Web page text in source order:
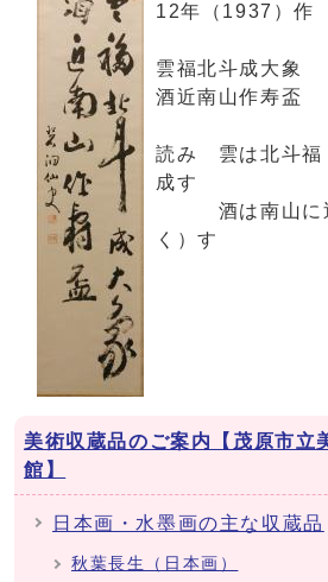
12年（1937）
雲福北斗成大象
酒近南山作寿盃
読み 雲は北斗福
成す
酒は南山に近
く）す
美術収蔵品のご案内【茂原市立
館】
日本画・水墨画の主な収蔵品
秋葉長生（日本画）